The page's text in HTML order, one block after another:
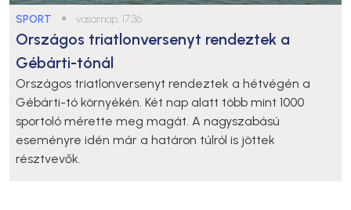
SPORT ● vasárnap, 17:36
Országos triatlonversenyt rendeztek a
Gébárti-tónál
Országos triatlonversenyt rendeztek a hétvégén a
Gébárti-tó környékén. Két nap alatt több mint 1000
sportoló mérette meg magát. A nagyszabású
eseményre idén már a határon túlról is jöttek
résztvevők.